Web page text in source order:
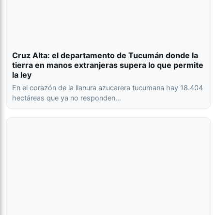
Cruz Alta: el departamento de Tucumán donde la
tierra en manos extranjeras supera lo que permite
la ley
En el corazón de la llanura azucarera tucumana hay 18.404
hectáreas que ya no responden…